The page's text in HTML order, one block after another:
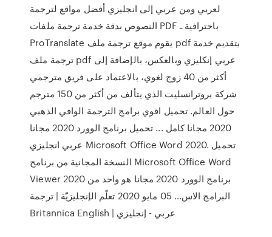
لعربي ومن عربي إلى انجليزي أفضل مواقع لترجمة
النصوص بدقة خدمة ترجمة ملفات PDF باحترافية ـ
ProTranslate يقوم موقع ترجمة ملف pdf بتقديم خدمة
ترجمة ملف pdf عربي إنكليزي وبالعكس، بالإضافة إلى
أكثر من 40 زوج لغوي، بالاعتماد على فريق مترجمي
شركة بروترانسليت الذي يتألف من أكثر من 150 مترجم
حول العالم. تحميل اقوي برامج الترجمة الوافي الذهبي
2020 مجانا كامل ... تحميل برنامج الوورد 2020 مجانا
عربي انجليزي Microsoft Office Word 2020. تحميل
النسخة المجانية من برنامج Microsoft Office Word
Viewer 2020 برنامج الوورد 2020 مجانا هو واحد من
البرامج الاس… 05 مايو 2020 ‫تعلّم الإنجليزيّة | ترجمة
عربي - إنجليزي | Britannica English